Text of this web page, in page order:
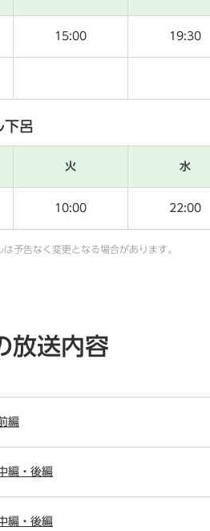
15:00 19:30
下呂
火 水
10:00 22:00
予告なく変更となる場合があります。
放送内容
編
編・後編
編・後編